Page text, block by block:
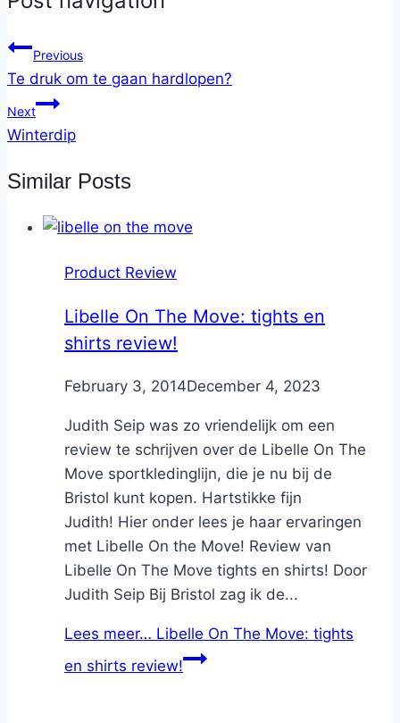
Previous
Te druk om te gaan hardlopen?
Next
Winterdip
Similar Posts
Product Review
Libelle On The Move: tights en
shirts review!
ByNicole
February 3, 2014December 4, 2023
Judith Seip was zo vriendelijk om een
review te schrijven over de Libelle On The
Move sportkledinglijn, die je nu bij de
Bristol kunt kopen. Hartstikke fijn
Judith! Hier onder lees je haar ervaringen
met Libelle On the Move! Review van
Libelle On The Move tights en shirts! Door
Judith Seip Bij Bristol zag ik de...
Lees meer… Libelle On The Move: tights
en shirts review!